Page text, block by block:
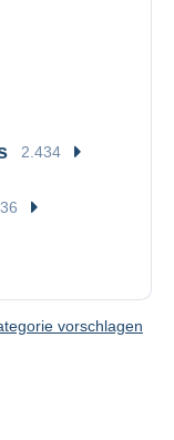
2.434
vorschlagen